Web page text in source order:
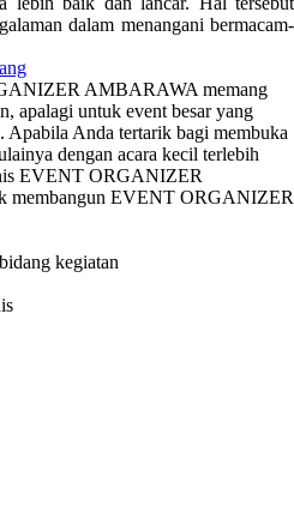
dalam menangani bermacam-
AMBARAWA memang
apalagi untuk event besar yang
Apabila Anda tertarik bagi membuka
dengan acara kecil terlebih
EVENT ORGANIZER
membangun EVENT ORGANIZER
kegiatan